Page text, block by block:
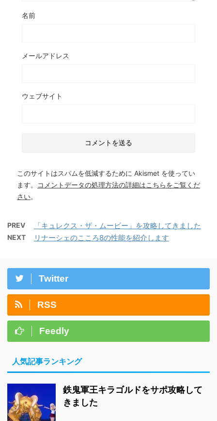
名前
メールアドレス
ウェブサイト
このサイトはスパムを低減するために Akismet を使ってい
ます。
コメントデータの処理方法の詳細はこちらをご覧くだ
さい。
PREV 「キュレクス・ザ・ムービー」を攻略してきました
NEXT リナーシェのこころ8の性能を紹介します
Twitter
RSS
Feedly
人気記事ランキング
鉄鬼軍王キラゴルドをサポ攻略して
きました